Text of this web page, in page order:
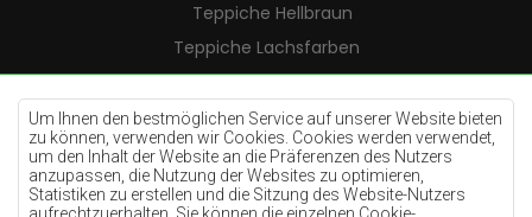
Um Ihnen den bestmöglichen Service auf unserer Website bieten
zu können, verwenden wir Cookies. Cookies werden verwendet,
um den Inhalt der Website an die Präferenzen des Nutzers
anzupassen, die Nutzung der Websites zu optimieren,
Statistiken zu erstellen und die Sitzung des Website-Nutzers
Teppiche Hellbraun
Teppiche Lachsfarben
Teppiche Cremefarben
Teppiche Lilac
Teppiche Gelb
Teppiche Pfefferminz